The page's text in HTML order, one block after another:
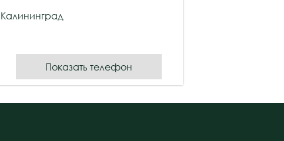
Калининград
Показать телефон